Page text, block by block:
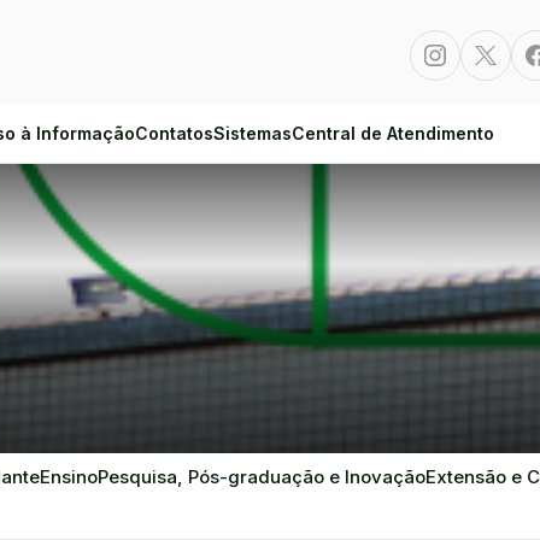
Instagram
à InformaçãoContatosSistemasCentral de Atendimento
EnsinoPesquisa, Pós-graduação e InovaçãoExtensão e